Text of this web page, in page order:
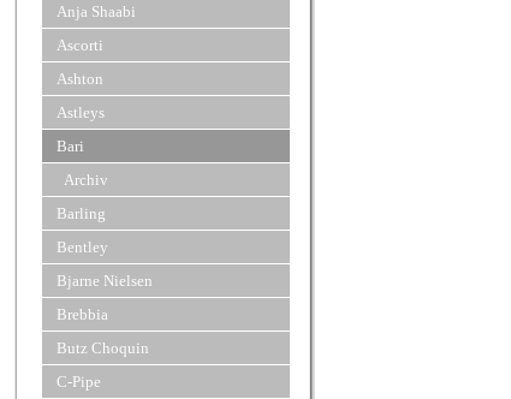
Anja Shaabi
Ascorti
Ashton
Astleys
Bari
Archiv
Barling
Bentley
Bjarne Nielsen
Brebbia
Butz Choquin
C-Pipe